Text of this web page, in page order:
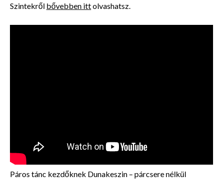
Szintekről bővebben ittolvashatsz.
Páros tánc kezdőknek Dunakeszin – párcsere nélkül